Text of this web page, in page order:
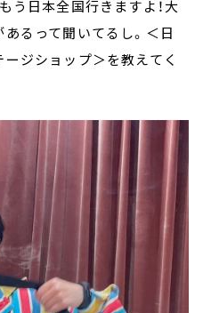
う日本全国行きますよ！大
るって聞いてるし。＜日
ジショップ＞を教えてく